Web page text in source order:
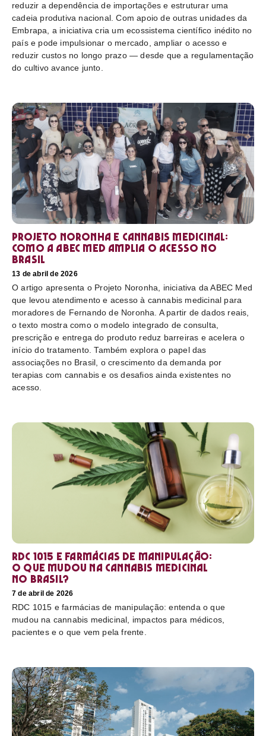
reduzir a dependência de importações e estruturar uma
cadeia produtiva nacional. Com apoio de outras unidades da
Embrapa, a iniciativa cria um ecossistema científico inédito no
país e pode impulsionar o mercado, ampliar o acesso e
reduzir custos no longo prazo — desde que a regulamentação
do cultivo avance junto.
Projeto Noronha e cannabis medicinal:
como a ABEC Med amplia o acesso no
Brasil
13 de abril de 2026
O artigo apresenta o Projeto Noronha, iniciativa da ABEC Med
que levou atendimento e acesso à cannabis medicinal para
moradores de Fernando de Noronha. A partir de dados reais,
o texto mostra como o modelo integrado de consulta,
prescrição e entrega do produto reduz barreiras e acelera o
início do tratamento. Também explora o papel das
associações no Brasil, o crescimento da demanda por
terapias com cannabis e os desafios ainda existentes no
acesso.
RDC 1015 e farmácias de manipulação:
o que mudou na cannabis medicinal
no Brasil?
7 de abril de 2026
RDC 1015 e farmácias de manipulação: entenda o que
mudou na cannabis medicinal, impactos para médicos,
pacientes e o que vem pela frente.